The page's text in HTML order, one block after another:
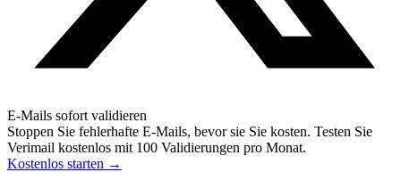
E-Mails sofort validieren
Stoppen Sie fehlerhafte E-Mails, bevor sie Sie kosten. Testen Sie
Verimail kostenlos mit 100 Validierungen pro Monat.
Kostenlos starten →